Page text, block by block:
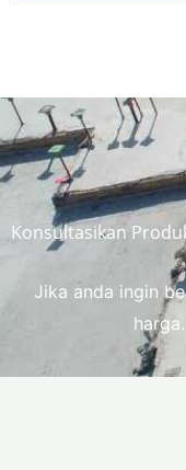
Konsultasikan
Jika anda ingin